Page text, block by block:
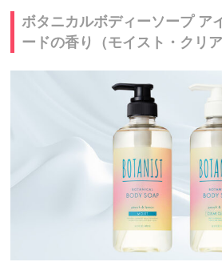
ボタニカルボディーソープ ア
ードの香り（モイスト・クリア